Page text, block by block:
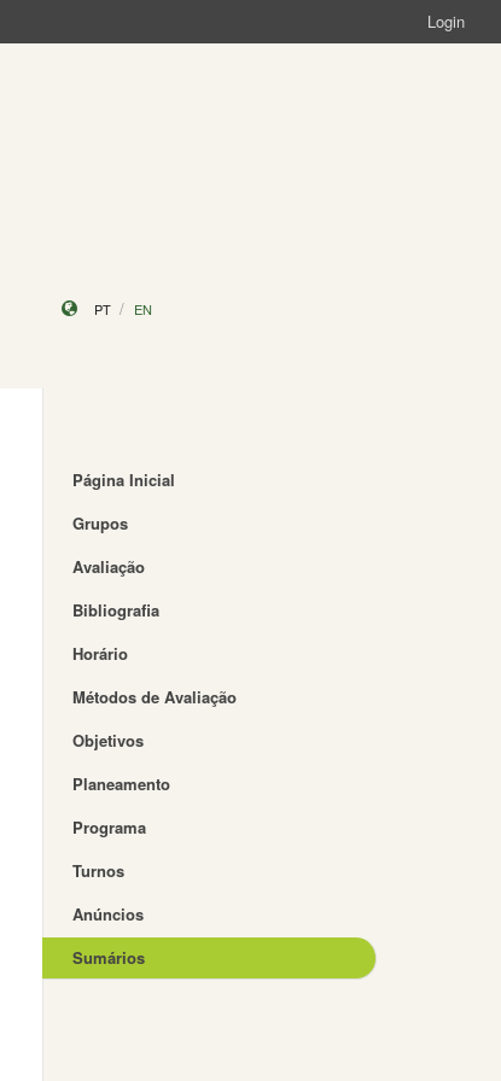
Login
PT EN
Página Inicial
Grupos
Avaliação
Bibliografia
Horário
Métodos de Avaliação
Objetivos
Planeamento
Programa
Turnos
Anúncios
Sumários